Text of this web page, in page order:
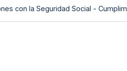
con la Seguridad Social -